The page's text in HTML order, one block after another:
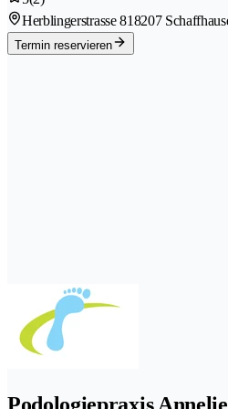
Herblingerstrasse 818207
Termin reservieren